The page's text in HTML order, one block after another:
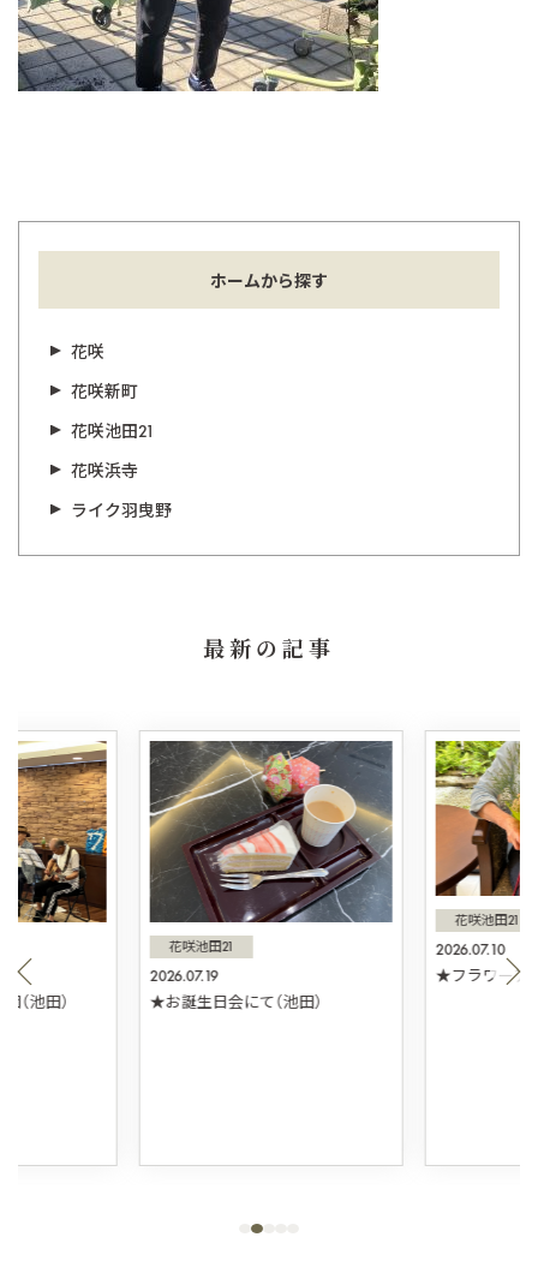
ホームから探す
花咲
花咲新町
花咲池田21
花咲浜寺
ライク羽曳野
最新の記事
（池田）
2026.07.19
花咲池田21
★お誕生日会にて（池田）
2026.07.10
花咲池田21
★フラワーア